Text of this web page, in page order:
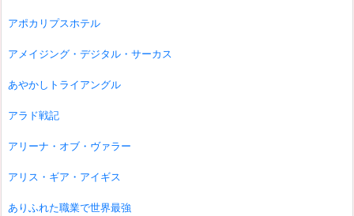
アポカリプスホテル
アメイジング・デジタル・サーカス
あやかしトライアングル
アラド戦記
アリーナ・オブ・ヴァラー
アリス・ギア・アイギス
ありふれた職業で世界最強